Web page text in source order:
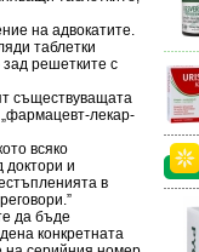
на адвокатите.
таблетки
решетките с
съществуващата
лекар-
всяко
доктори и
в
да бъде
конкретната